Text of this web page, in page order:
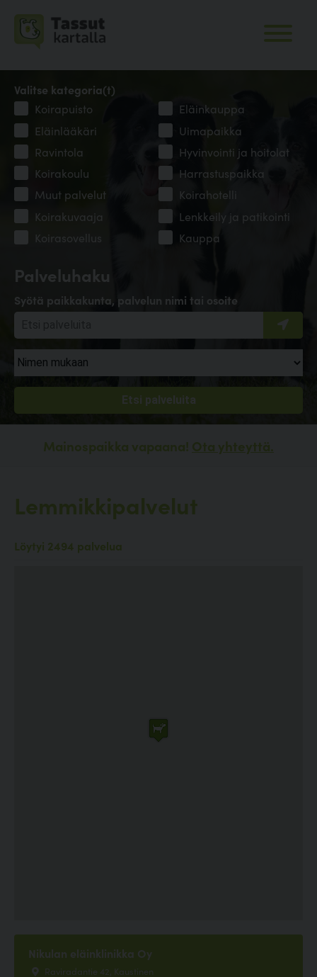
Palveluhaku
Syötä paikkakunta, palvelun nimi tai osoite
Valitse kategoria(t)
Koirapuisto
Eläinkauppa
Eläinlääkäri
Uimapaikka
Ravintola
Hyvinvointi ja hoitolat
Koirakoulu
Harrastuspaikka
Muut palvelut
Koirahotelli
Koirakuvaaja
Lenkkeily ja patikointi
Koirasovellus
Kauppa
Mainospaikka vapaana! Ota yhteyttä.
Lemmikkipalvelut
Löytyi 2494 palvelua
Nikulan eläinklinikka Oy
Raviradantie 42, Kaustinen